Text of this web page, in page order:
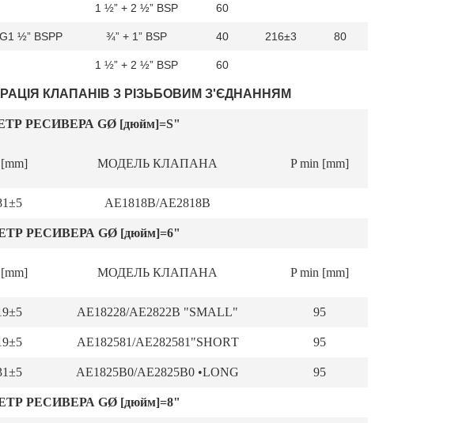
1 ½” + 2 ½” BSP 60
G1 ½” BSPP ¾” + 1” BSP 40 216±3 80
1 ½” + 2 ½” BSP 60
КЛАПАНІВ З РІЗЬБОВИМ З'ЄДНАННЯМ
РЕСИВЕРА GØ [дюйм]=S"
МОДЕЛЬ КЛАПАНА P min [mm]
АЕ1818В/АЕ2818В
РЕСИВЕРА GØ [дюйм]=6"
МОДЕЛЬ КЛАПАНА P min [mm]
АЕ18228/АЕ2822В "SMALL" 95
АЕ182581/АЕ282581"SНОRТ 95
АЕ1825В0/АЕ2825В0 •LONG 95
РЕСИВЕРА GØ [дюйм]=8"